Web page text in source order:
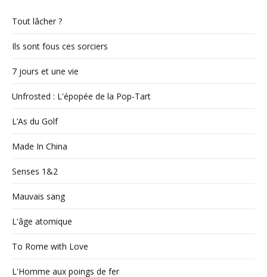
Tout lâcher ?
Ils sont fous ces sorciers
7 jours et une vie
Unfrosted : L'épopée de la Pop-Tart
L’As du Golf
Made In China
Senses 1&2
Mauvais sang
L'âge atomique
To Rome with Love
L'Homme aux poings de fer